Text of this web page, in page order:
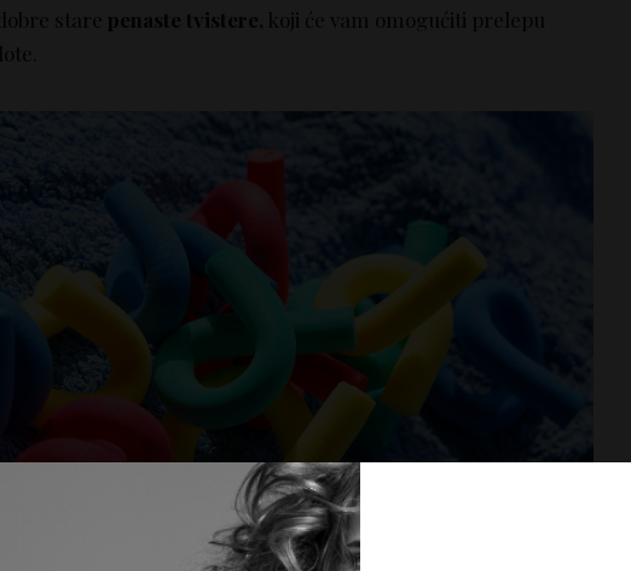
stare penaste tvistere, koji će vam omogućiti prelepu